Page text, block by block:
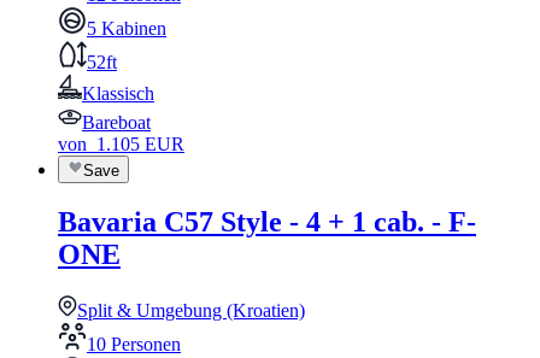
5 Kabinen
52ft
Klassisch
Bareboat
von 1.105 EUR
Save
Bavaria C57 Style - 4 + 1 cab. - F-
ONE
Split & Umgebung (Kroatien)
10 Personen